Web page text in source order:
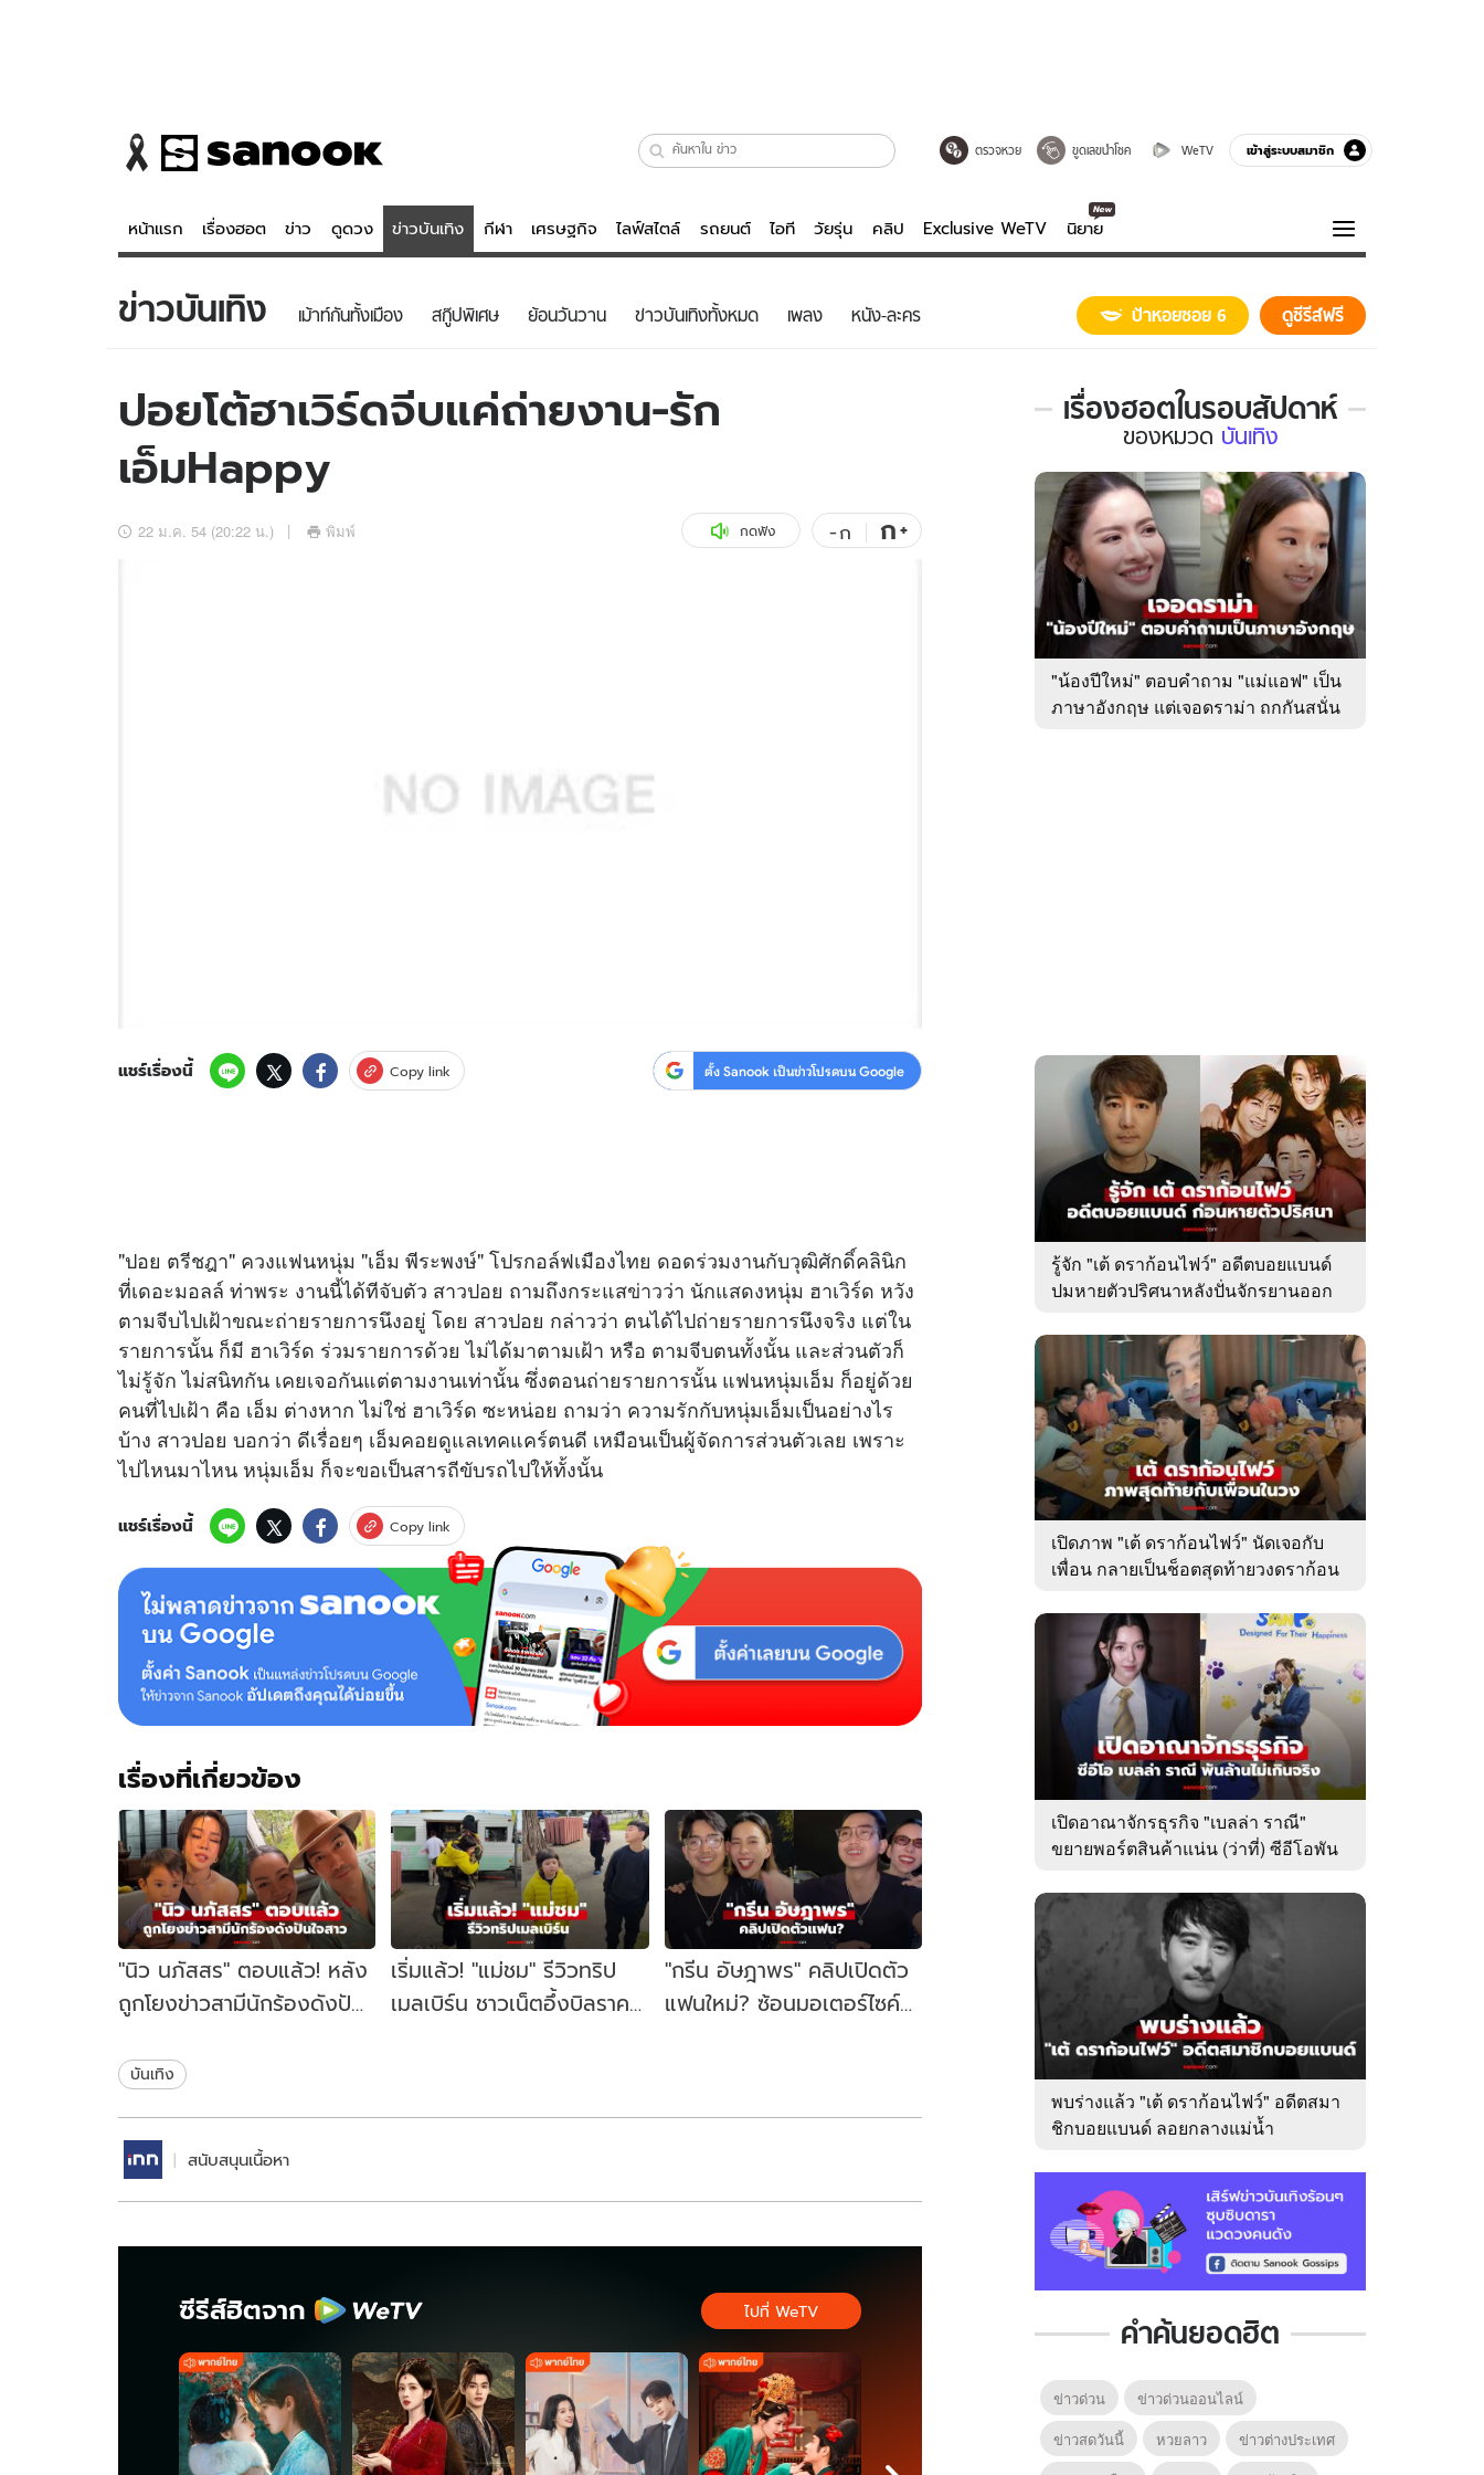
ตรวจหวย ขูดเลขนำโชค WeTV เข้าสู่ระบบสมาชิก
หน้าแรก เรื่องฮอต ข่าว ดูดวง ข่าวบันเทิง กีฬา เศรษฐกิจ ไลฟ์สไตล์ รถยนต์ ไอที วัยรุ่น คลิป Exclusive WeTV นิยาย
ข่าว
ข่าวบันเทิง
ข่าวกีฬา
ข่าวเศรษฐกิจ
อัปเดตจีน
ดูดวง - ตรวจหวย
สถิติหวยไทย
ไลฟ์สไตล์
วัยรุ่น
สุขภาพ
บันเทิงครบรส
ดูทีวี
ความรู้รอบตัว
ฮาวทู
ข่าวบันเทิง เม้าท์กันทั้งเมือง สกู๊ปพิเศษ ย้อนวันวาน ข่าวบันเทิงทั้งหมด เพลง หนัง-ละคร ป้าหอยซอย 6 ดูซีรีส์ฟรี
ปอยโต้ฮาเวิร์ดจีบแค่ถ่ายงาน-รัก
เอ็มHappy
22 ม.ค. 54 (20:22 น.) พิมพ์ กดฟัง -ก ก+
แชร์เรื่องนี้ Copy link ตั้ง Sanook เป็นข่าวโปรดบน Google
"ปอย ตรีชฎา" ควงแฟนหนุ่ม "เอ็ม พีระพงษ์" โปรกอล์ฟเมืองไทย ดอดร่วมงานกับวุฒิศักดิ์คลินิก
ที่เดอะมอลล์ ท่าพระ งานนี้ได้ทีจับตัว สาวปอย ถามถึงกระแสข่าวว่า นักแสดงหนุ่ม ฮาเวิร์ด หวัง
ตามจีบไปเฝ้าขณะถ่ายรายการนึงอยู่ โดย สาวปอย กล่าวว่า ตนได้ไปถ่ายรายการนึงจริง แต่ใน
รายการนั้น ก็มี ฮาเวิร์ด ร่วมรายการด้วย ไม่ได้มาตามเฝ้า หรือ ตามจีบตนทั้งนั้น และส่วนตัวก็
ไม่รู้จัก ไม่สนิทกัน เคยเจอกันแต่ตามงานเท่านั้น ซึ่งตอนถ่ายรายการนั้น แฟนหนุ่มเอ็ม ก็อยู่ด้วย
คนที่ไปเฝ้า คือ เอ็ม ต่างหาก ไม่ใช่ ฮาเวิร์ด ซะหน่อย ถามว่า ความรักกับหนุ่มเอ็มเป็นอย่างไร
บ้าง สาวปอย บอกว่า ดีเรื่อยๆ เอ็มคอยดูแลเทคแคร์ตนดี เหมือนเป็นผู้จัดการส่วนตัวเลย เพราะ
ไปไหนมาไหน หนุ่มเอ็ม ก็จะขอเป็นสารถีขับรถไปให้ทั้งนั้น
แชร์เรื่องนี้ Copy link
เรื่องที่เกี่ยวข้อง
"นิว นภัสสร" ตอบแล้ว! หลัง
ถูกโยงข่าวสามีนักร้องดังปัน
เริ่มแล้ว! "แม่ชม" รีวิวทริป
เมลเบิร์น ชาวเน็ตอึ้งบิลราคา
"กรีน อัษฎาพร" คลิปเปิดตัว
แฟนใหม่? ซ้อนมอเตอร์ไซค์
บันเทิง
สนับสนุนเนื้อหา
ซีรีส์ฮิตจาก ไปที่ WeTV
เรื่องฮอตในรอบสัปดาห์
เรื่อง
ใน
รอบ
สัปดาห์
ของ
หมวด
บันเทิง
ของหมวด บันเทิง
"น้องปีใหม่" ตอบคำถาม "แม่แอฟ" เป็น
ภาษาอังกฤษ แต่เจอดราม่า ถกกันสนั่น
รู้จัก "เต้ ดราก้อนไฟว์" อดีตบอยแบนด์
ปมหายตัวปริศนาหลังปั่นจักรยานออก
เปิดภาพ "เต้ ดราก้อนไฟว์" นัดเจอกับ
เพื่อน กลายเป็นช็อตสุดท้ายวงดราก้อน
เปิดอาณาจักรธุรกิจ "เบลล่า ราณี"
ขยายพอร์ตสินค้าแน่น (ว่าที่) ซีอีโอพัน
พบร่างแล้ว "เต้ ดราก้อนไฟว์" อดีตสมา
ชิกบอยแบนด์ ลอยกลางแม่น้ำ
คำค้นยอดฮิต
ข่าวด่วน
ข่าวด่วนออนไลน์
ข่าวสดวันนี้
หวยลาว
ข่าวต่างประเทศ